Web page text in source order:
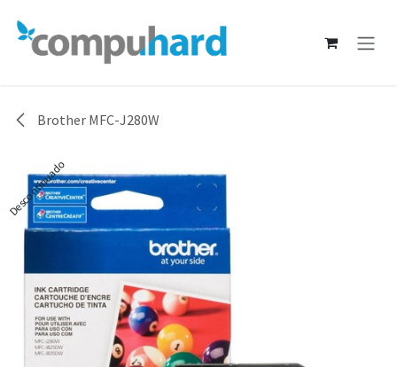
Brother MFC-J280W
Descontinuado